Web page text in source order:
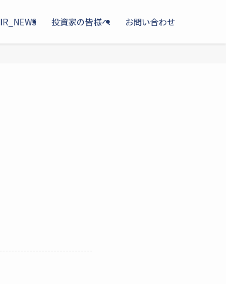
IR_NEWS 投資家の皆様へ お問い合わせ